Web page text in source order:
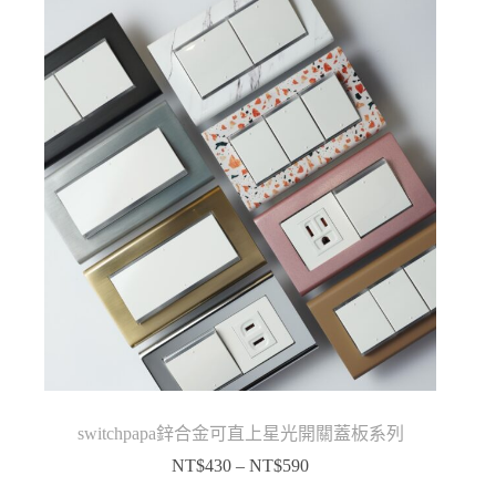
NT$3,760
switchpapa鋅合金可直上星光開關蓋板系列
NT$430 – NT$590價